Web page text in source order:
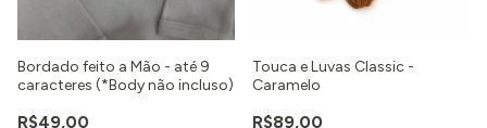
Bordado feito a Mão - até 9
caracteres (*Body não incluso)
R$49,00
Touca e Luvas Classic -
Caramelo
R$89,00